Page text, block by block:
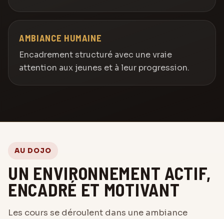
AMBIANCE HUMAINE
Encadrement structuré avec une vraie
attention aux jeunes et à leur progression.
AU DOJO
UN ENVIRONNEMENT ACTIF,
ENCADRÉ ET MOTIVANT
Les cours se déroulent dans une ambiance